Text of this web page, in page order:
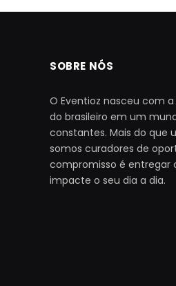
SOBRE NÓS
O Eventioz nasceu com
do brasileiro em um
constantes. Mais do que
somos curadores de
compromisso é entregar
impacte o seu dia a dia.